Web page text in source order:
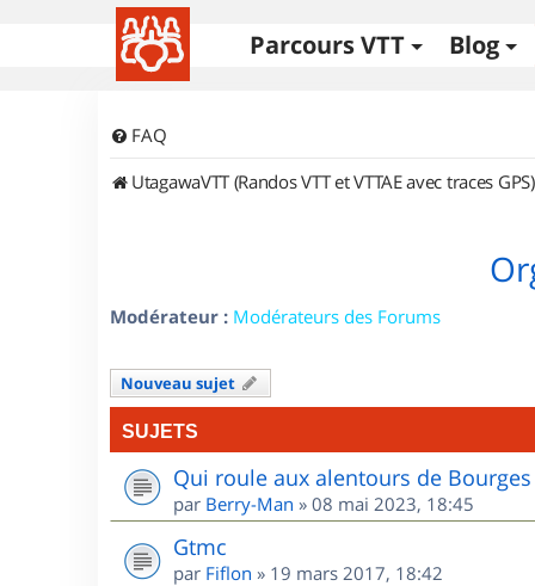
Parcours VTT Blog
FAQ
UtagawaVTT (Randos VTT et VTTAE avec traces GPS)
Modérateur : Modérateurs des Forums
Nouveau sujet
SUJETS
Qui roule aux alentours de Bourges
par Berry-Man » 08 mai 2023, 18:45
Gtmc
par Fiflon » 19 mars 2017, 18:42